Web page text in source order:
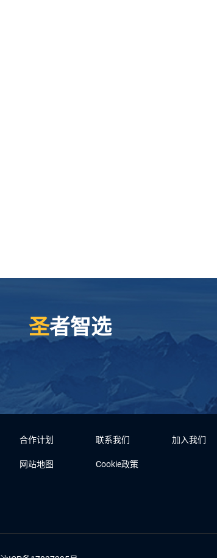
圣者智选
合作计划 联系我们 加入我们
网站地图 Cookie政策